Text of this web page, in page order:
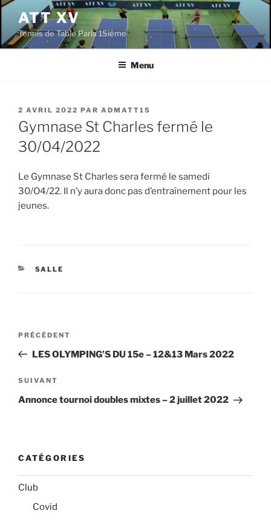
Aller
contenu
principal
ATT XV
Tennis de Table Paris 15ième
Menu
PUBLIÉ
LE
2 AVRIL 2022 PAR ADMATT15
Gymnase St Charles fermé le
30/04/2022
Le Gymnase St Charles sera fermé le samedi
30/O4/22. Il n’y aura donc pas d’entraînement pour les
jeunes.
CATÉGORIES
SALLE
Navigation
l’article
Article
précédent
PRÉCÉDENT
LES OLYMPING’S DU 15e – 12&13 Mars 2022
Article
suivant
SUIVANT
Annonce tournoi doubles mixtes – 2 juillet 2022
CATÉGORIES
Club
Covid